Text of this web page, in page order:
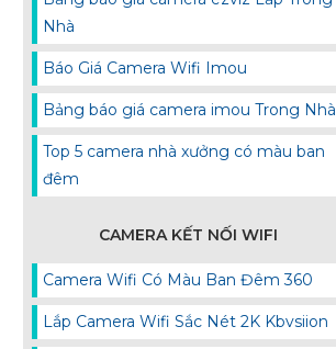
Nhà
Báo Giá Camera Wifi Imou
Bảng báo giá camera imou Trong Nhà
Top 5 camera nhà xưởng có màu ban
đêm
CAMERA KẾT NỐI WIFI
Camera Wifi Có Màu Ban Đêm 360
Lắp Camera Wifi Sắc Nét 2K Kbvsiion